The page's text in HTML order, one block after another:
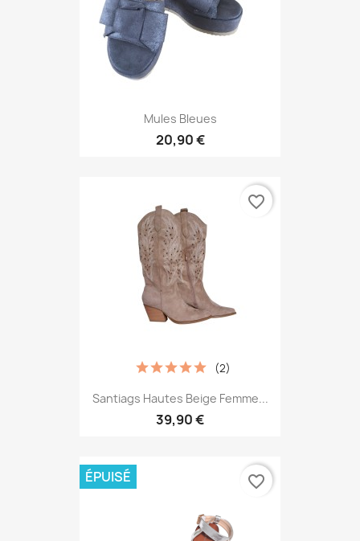
Mules Bleues
20,90 €
Santiags Hautes Beige Femme...
39,90 €
(2)
favorite_border
ÉPUISÉ favorite_border